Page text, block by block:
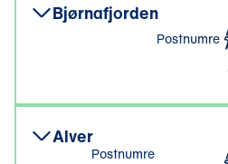
Bjørnafjorden
Postnumre
Alver
Postnumre